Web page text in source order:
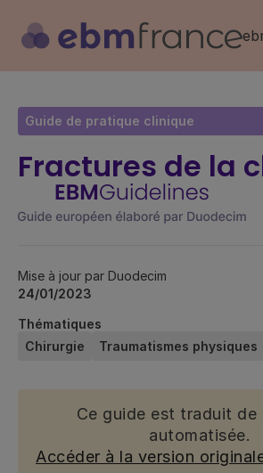
contenu
principal
Guide de pratique clinique
Fractures de la
Mise à jour par Duodecim
24/01/2023
Thématiques
Chirurgie
Traumatismes physiques
Ce guide est traduit de
automatisée.
Accéder à la version